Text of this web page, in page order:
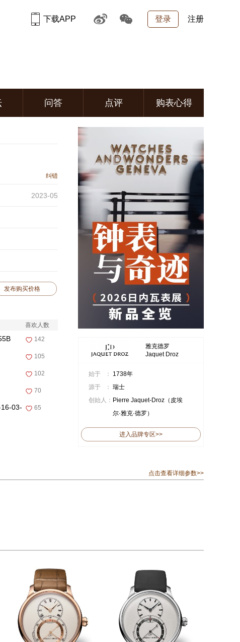
登录 注册
下载APP
问答 点评 购表心得
纠错
2023-05
发布购买价格
喜欢人数
142
105
102
70
03- 65
雅克德罗
Jaquet Droz
始于 ：
1738年
源于 ： 瑞士
创始人： Pierre Jaquet-Droz（皮埃
尔·雅克·德罗）
进入品牌专区>>
点击查看详细参数>>